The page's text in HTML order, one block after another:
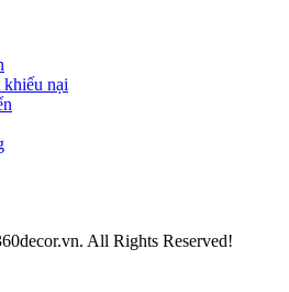
nại
All Rights Reserved!